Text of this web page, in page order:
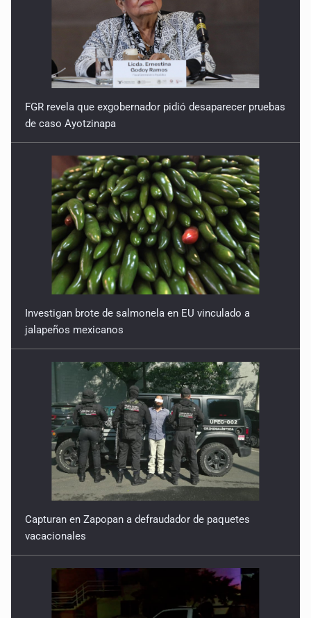
FGR revela que exgobernador pidió desaparecer pruebas
de caso Ayotzinapa
Investigan brote de salmonela en EU vinculado a
jalapeños mexicanos
Capturan en Zapopan a defraudador de paquetes
vacacionales